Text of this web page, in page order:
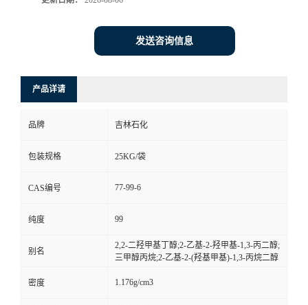
发送咨询信息
产品详请
品牌 吉林石化
包装规格 25KG/袋
CAS编号 77-99-6
纯度 99
别名
2,2-二羟甲基丁醇;2-乙基-2-羟甲基-1,3-丙二醇;
三甲醇丙烷;2-乙基-2-(羟基甲基)-1,3-丙烷二醇
密度 1.176g/cm3